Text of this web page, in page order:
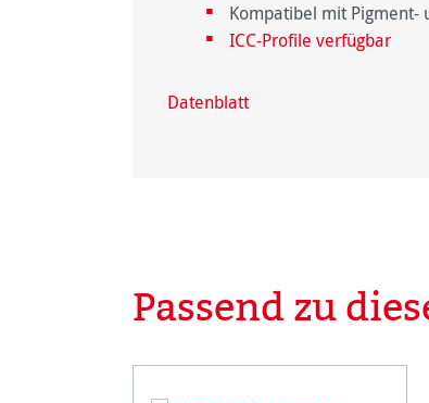
Kompatibel mit Pigment-
ICC-Profile verfügbar
Datenblatt
Produktgalerie überspringen
Passend zu